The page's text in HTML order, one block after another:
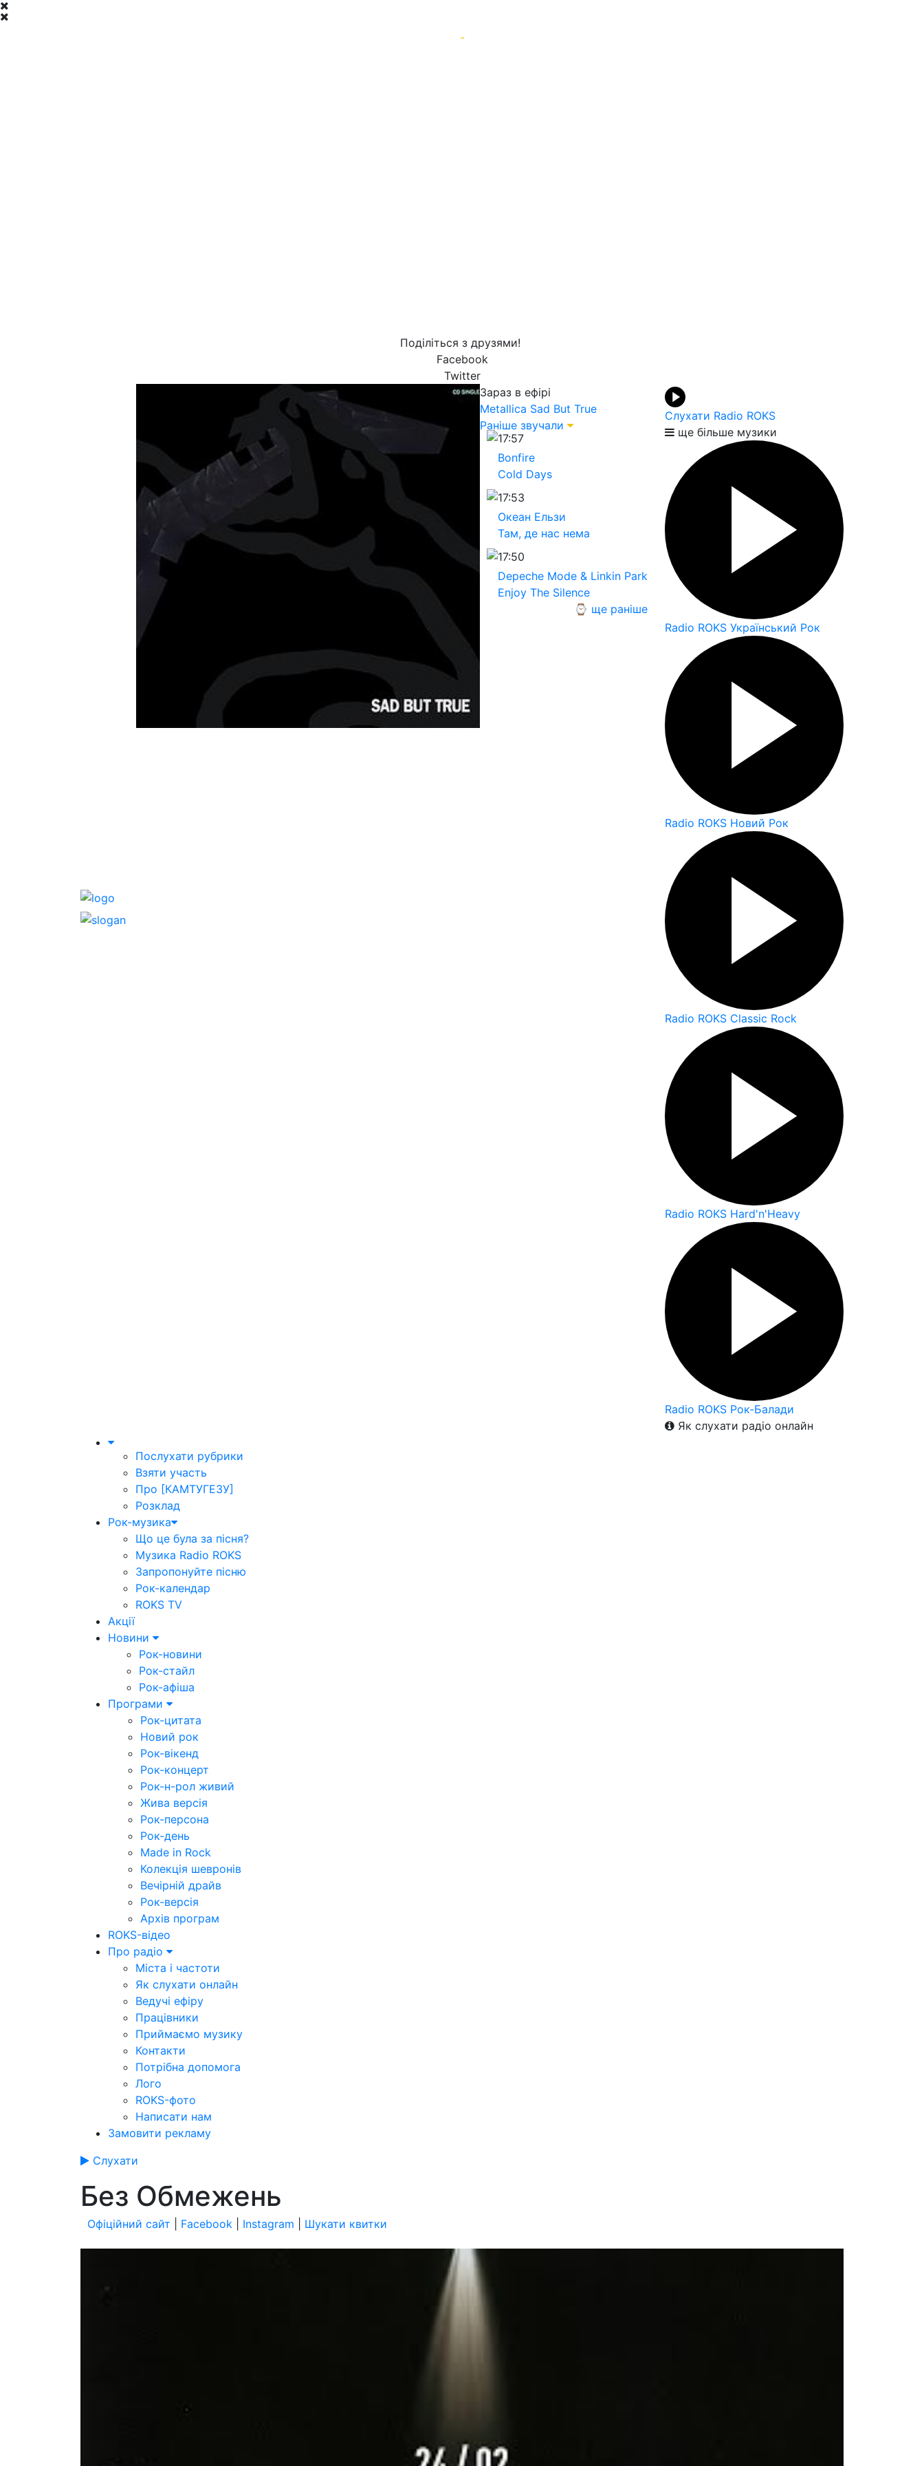
-
Поділіться з друзями!
Facebook
Twitter
Зараз в ефірі
Metallica Sad But True
Раніше звучали
17:57
Bonfire
Cold Days
17:53
Океан Ельзи
Там, де нас нема
17:50
Depeche Mode & Linkin Park
Enjoy The Silence
⌚ ще раніше
Слухати Radio ROKS
ще більше музики
Radio ROKS Український Рок
Radio ROKS Новий Рок
Radio ROKS Classic Rock
Radio ROKS Hard'n'Heavy
Radio ROKS Рок-Балади
Як слухати радіо онлайн
Послухати рубрики
Взяти участь
Про [КАМТУГЕЗУ]
Розклад
Рок-музика
Що це була за пісня?
Музика Radio ROKS
Запропонуйте пісню
Рок-календар
ROKS TV
Акції
Новини
Рок-новини
Рок-стайл
Рок-афіша
Програми
Рок-цитата
Новий рок
Рок-вікенд
Рок-концерт
Рок-н-рол живий
Жива версія
Рок-персона
Рок-день
Made in Rock
Колекція шевронів
Вечірній драйв
Рок-версія
Архів програм
ROKS-відео
Про радіо
Міста і частоти
Як слухати онлайн
Ведучі ефіру
Працівники
Приймаємо музику
Контакти
Потрібна допомога
Лого
ROKS-фото
Написати нам
Замовити рекламу
Слухати
Без Обмежень
Офіційний сайт Facebook Instagram Шукати квитки